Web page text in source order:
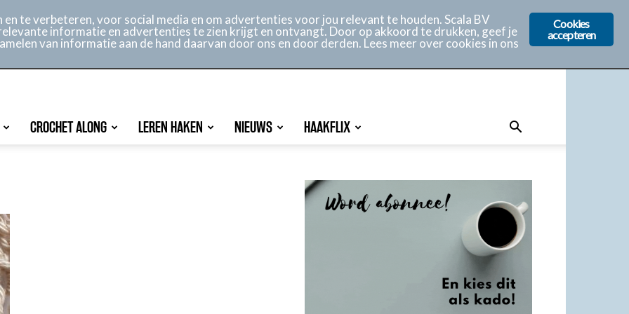
CROCHET ALONG LEREN HAKEN NIEUWS HAAKFLIX
Cookies
accepteren
te verbeteren, voor social media en om advertenties voor jou relevant te houden. Scala BV
informatie en advertenties te zien krijgt en ontvangt. Door op akkoord te drukken, geef je
van informatie aan de hand daarvan door ons en door derden. Lees meer over cookies in ons